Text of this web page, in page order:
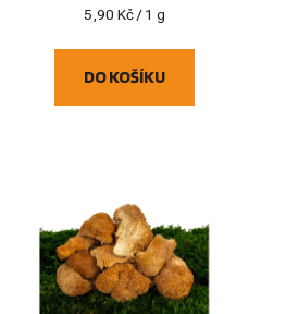
Měrná
5,90 Kč / 1 g
DO KOŠÍKU